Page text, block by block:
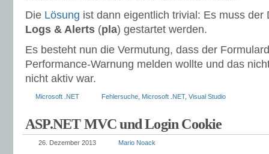
Die Lösung ist dann eigentlich trivial: Es muss der
Logs & Alerts (pla) gestartet werden.
Es besteht nun die Vermutung, dass der
Performance-Warnung melden wollte und das
nicht aktiv war.
Microsoft .NET Fehlersuche Microsoft .NET, Visual Studio
ASP.NET MVC und Login Cookie
26. Dezember 2013 Mario Noack